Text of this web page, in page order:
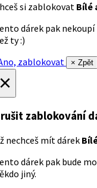
si zablokovat Bílé
dárek pak nekoupí
ty :)
zablokovat
× Zpět
zablokování
nechceš mít dárek
dárek pak bude
jiný.